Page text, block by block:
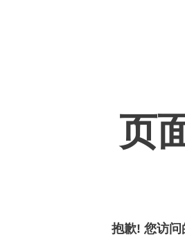
页
抱歉! 您访问